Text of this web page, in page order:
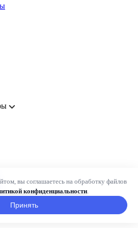
вы соглашаетесь на обработку файлов
конфиденциальности.
Принять